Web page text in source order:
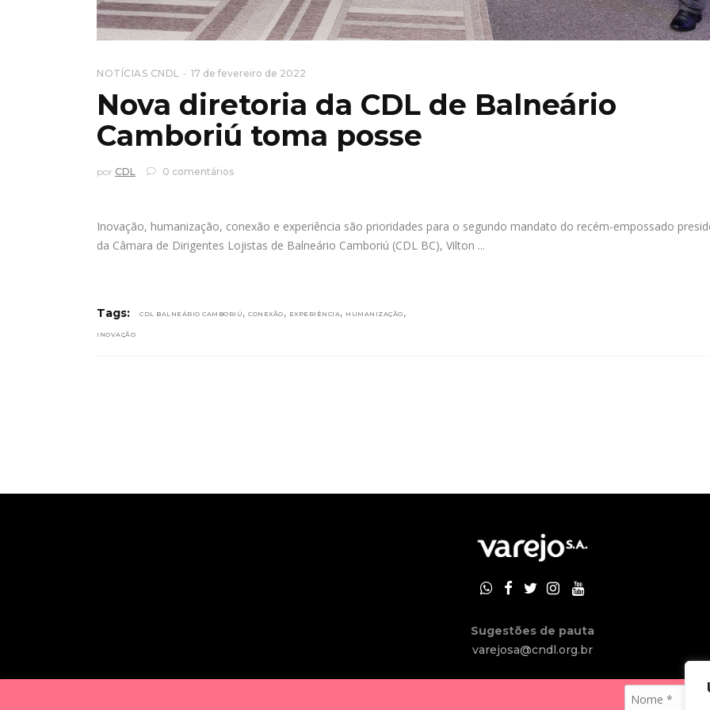
NOTÍCIAS CNDL 17 de fevereiro de 2022
Nova diretoria da CDL de Balneário
Camboriú toma posse
por CDL 0 comentários
Inovação, humanização, conexão e experiência são prioridades para o segundo mandato do recém-empossado
da Câmara de Dirigentes Lojistas de Balneário Camboriú (CDL BC), Vilton
Tags: CDL BALNEÁRIO CAMBORIÚ , CONEXÃO , EXPERIÊNCIA , HUMANIZAÇÃO ,
INOVAÇÃO
Sugestões de pauta
varejosa@cndl.org.br